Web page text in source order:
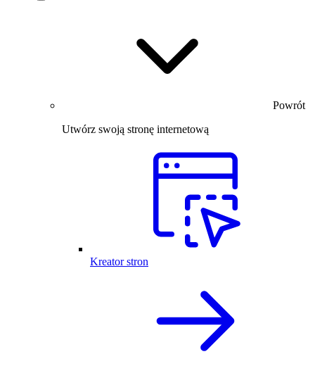
Powrót
Utwórz swoją stronę internetową
Kreator stron